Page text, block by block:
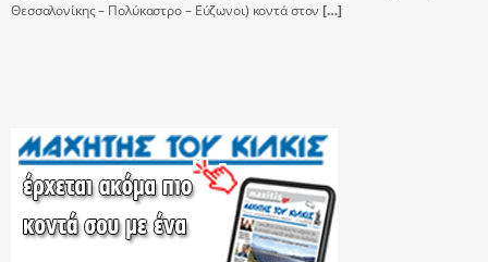
Θεσσαλονίκης – Πολύκαστρο – Εύζωνοι) κοντά στον […]